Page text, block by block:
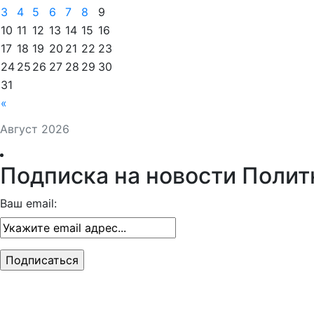
Август 2026
«
3
4 5 6 7 8
9
10 11 12 13 14 15 16
17 18 19 20 21 22 23
24 25 26 27 28 29 30
31
Подписка на новости
Ваш email: